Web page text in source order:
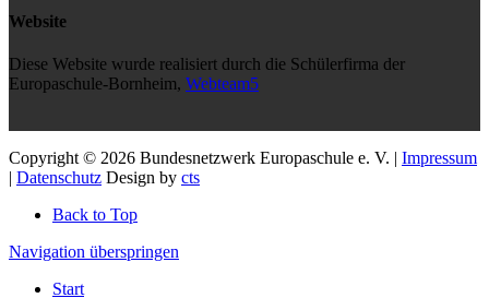
Website
Diese Website wurde realisiert durch die Schülerfirma der
Europaschule-Bornheim, Webteam5
Copyright © 2026 Bundesnetzwerk Europaschule e. V. | Impressum
| Datenschutz Design by cts
Back to Top
Navigation überspringen
Start